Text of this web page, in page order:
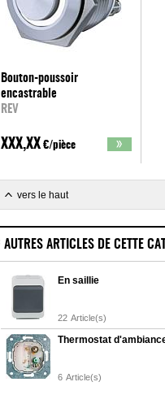
Bouton-poussoir
encastrable
REV
XXX,XX €/pièce
vers le haut
AUTRES ARTICLES DE CETTE
En saillie
22 Article(s)
Thermostat
6 Article(s)